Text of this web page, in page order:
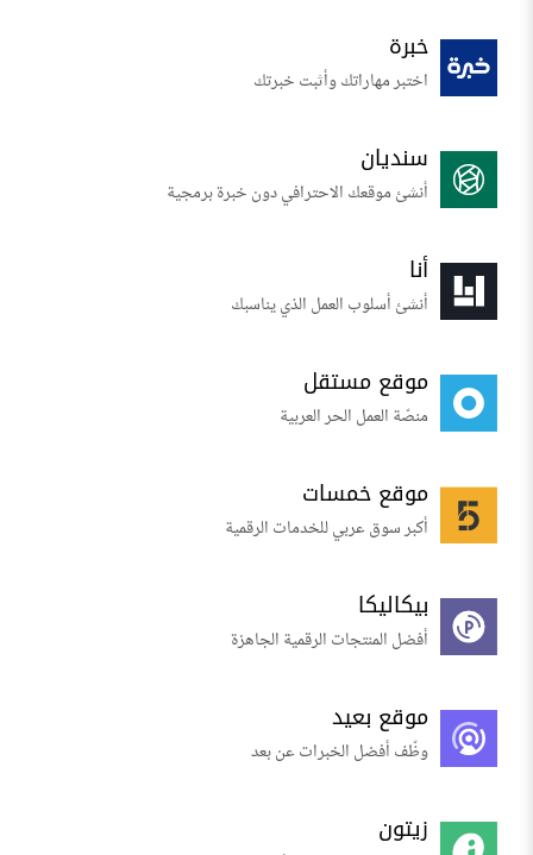
خبرة
اختبر مهاراتك وأثبت خبرتك
سنديان
أنشئ موقعك الاحترافي دون خبرة برمجية
أنا
أنشئ أسلوب العمل الذي يناسبك
موقع مستقل
منصّة العمل الحر العربية
موقع خمسات
أكبر سوق عربي للخدمات الرقمية
بيكاليكا
أفضل المنتجات الرقمية الجاهزة
موقع بعيد
وظّف أفضل الخبرات عن بعد
زيتون